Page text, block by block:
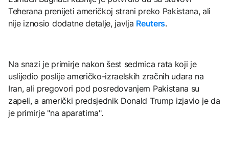
Teherana prenijeti američkoj strani preko Pakistana, ali
nije iznosio dodatne detalje, javlja Reuters.
Na snazi je primirje nakon šest sedmica rata koji je
uslijedio poslije američko-izraelskih zračnih udara na
Iran, ali pregovori pod posredovanjem Pakistana su
zapeli, a američki predsjednik Donald Trump izjavio je da
je primirje "na aparatima".